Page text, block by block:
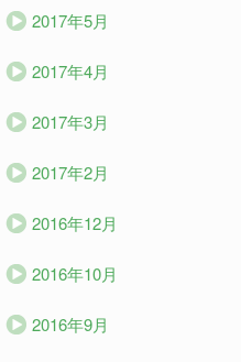
2017年5月
2017年4月
2017年3月
2017年2月
2016年12月
2016年10月
2016年9月